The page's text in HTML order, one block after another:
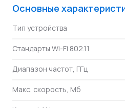
Основные
Тип устройства
Стандарты Wi-Fi 802.11
Диапазон частот, ГГц
Макс. скорость, Мб